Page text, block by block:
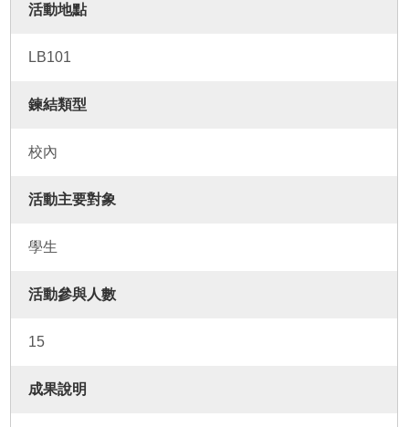
活動地點
LB101
鍊結類型
校內
活動主要對象
學生
活動參與人數
15
成果說明